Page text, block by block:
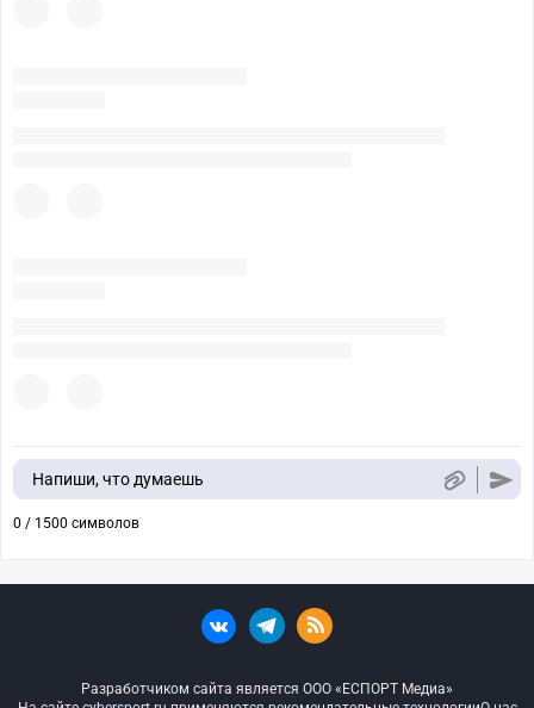
Напиши, что думаешь
0 / 1500 символов
Разработчиком сайта является ООО «ЕСПОРТ Медиа»